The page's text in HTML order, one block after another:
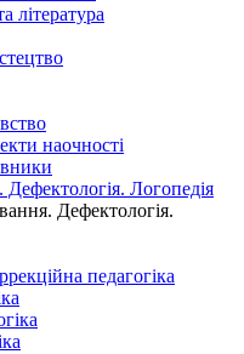
література
наочності
Логопедія
Дефектологія.
педагогіка